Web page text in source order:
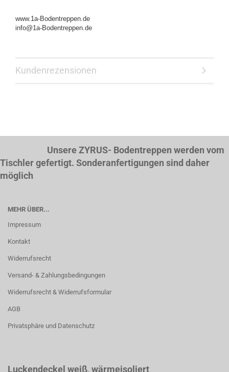
www.1a-Bodentreppen.de
info@1a-Bodentreppen.de
Kundenrezensionen
Unsere ZYRUS- Bodentreppen werden vom
Tischler gefertigt. Sonderanfertigungen sind daher
möglich
MEHR ÜBER...
Impressum
Kontakt
Widerrufsrecht
Versand- & Zahlungsbedingungen
Widerrufsrecht & Widerrufsformular
AGB
Privatsphäre und Datenschutz
Luckendeckel weiß, wärmeisoliert